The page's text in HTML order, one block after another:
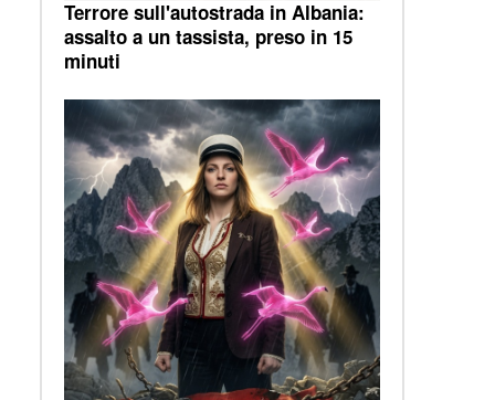
Terrore sull'autostrada in Albania:
assalto a un tassista, preso in 15
minuti